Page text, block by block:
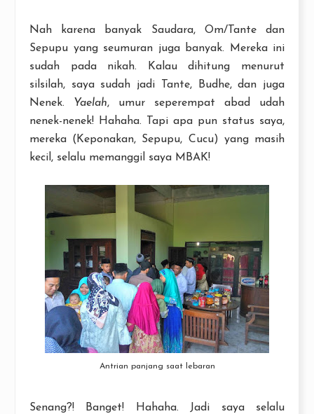
Nah karena banyak Saudara, Om/Tante dan
Sepupu yang seumuran juga banyak. Mereka ini
sudah pada nikah. Kalau dihitung menurut
silsilah, saya sudah jadi Tante, Budhe, dan juga
Nenek.
Yaelah, umur seperempat abad udah
nenek-nenek! Hahaha. Tapi apa pun status saya,
mereka (Keponakan, Sepupu, Cucu) yang masih
kecil, selalu memanggil saya MBAK!
Antrian panjang saat lebaran
Senang?! Banget! Hahaha. Jadi saya selalu